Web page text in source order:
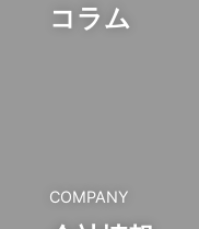
コラム
COMPANY